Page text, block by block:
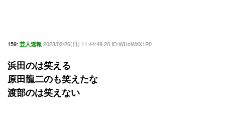
159: 芸人速報 2023/02/26(日) 11:44:49.20 ID:WUoWdX1P0
浜田のは笑える
原田龍二のも笑えたな
渡部のは笑えない